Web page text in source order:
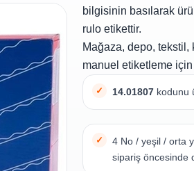
bilgisinin basılarak
rulo etikettir.
Mağaza, depo, tekstil,
manuel etiketleme için
14.01807 kodunu
4 No / yeşil / orta
sipariş öncesinde